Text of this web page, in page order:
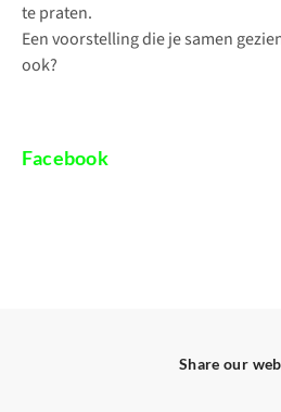
te praten.
Een voorstelling die je samen
ook?
Facebook
Share our